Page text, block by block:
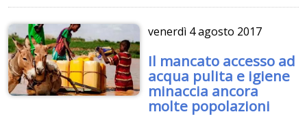
venerdì 4 agosto 2017
Il mancato accesso ad
acqua pulita e igiene
minaccia ancora
molte popolazioni